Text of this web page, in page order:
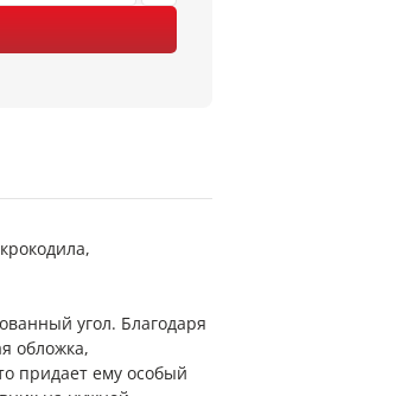
угол. Благодаря
обложка,
придает ему особый